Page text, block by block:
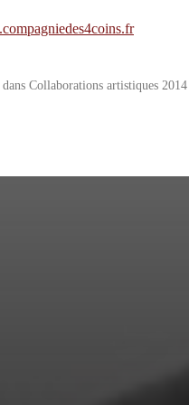
dans Collaborations artistiques 2014